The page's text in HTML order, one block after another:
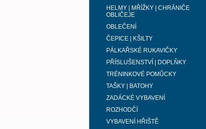
HELMY | MŘÍŽKY | CHRÁNIČE
OBLIČEJE
OBLEČENÍ
ČEPICE | KŠILTY
PÁLKAŘSKÉ RUKAVIČKY
PŘÍSLUŠENSTVÍ | DOPLŇKY
TRÉNINKOVÉ POMŮCKY
TAŠKY | BATOHY
ZADÁCKÉ VYBAVENÍ
ROZHODČÍ
VYBAVENÍ HŘIŠTĚ